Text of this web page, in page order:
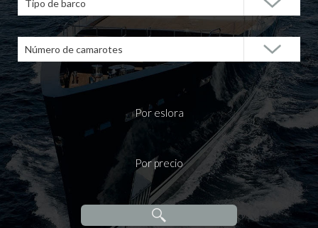
Tipo de barco
Número de camarotes
Por eslora
Por precio